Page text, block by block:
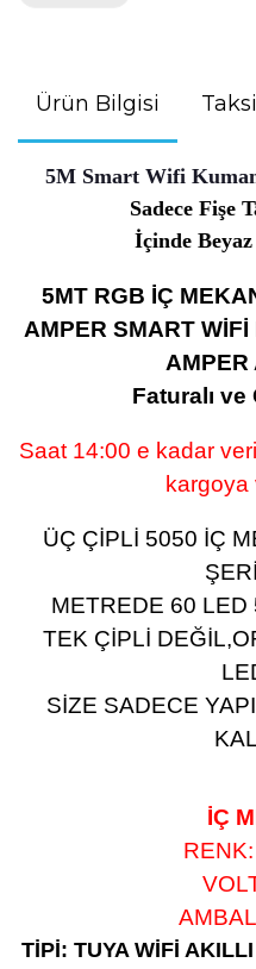
Ürün Bilgisi
5M Smart Wifi
Sadece Fişe
İçinde
5MT RGB İÇ
AMPER SMART
AMPER
Faturalı
Saat 14:00 e kadar
kargoya
ÜÇ ÇİPLİ 5050 İÇ
METREDE 60
TEK ÇİPLİ
SİZE SADECE
İÇ
TİPİ: TUYA WİFİ